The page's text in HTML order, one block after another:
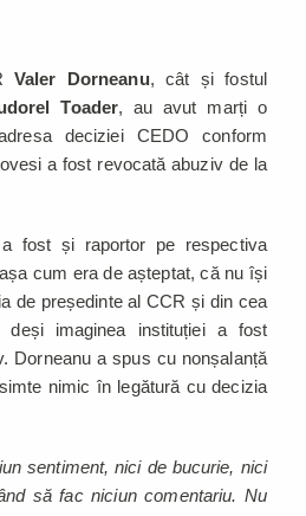
Valer Dorneanu, cât și fostul
Toader, au avut marți o
deciziei CEDO conform
a fost revocată abuziv de la
fost și raportor pe respectiva
cum era de așteptat, că nu își
de președinte al CCR și din cea
imaginea instituției a fost
Dorneanu a spus cu nonșalanță
nimic în legătură cu decizia
sentiment, nici de bucurie, nici
să fac niciun comentariu. Nu